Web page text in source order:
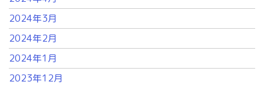
2024年3月
2024年2月
2024年1月
2023年12月